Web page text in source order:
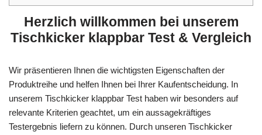
Herzlich willkommen bei unserem
Tischkicker klappbar Test & Vergleich
Wir präsentieren Ihnen die wichtigsten Eigenschaften der
Produktreihe und helfen Ihnen bei Ihrer Kaufentscheidung. In
unserem Tischkicker klappbar Test haben wir besonders auf
relevante Kriterien geachtet, um ein aussagekräftiges
Testergebnis liefern zu können. Durch unseren Tischkicker